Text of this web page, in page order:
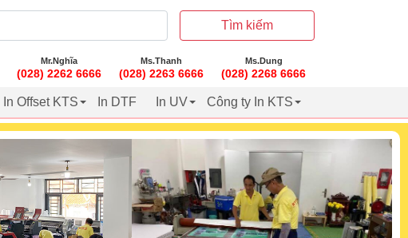
Tìm kiếm
Mr.Nghĩa
(028) 2262 6666
Ms.Thanh
(028) 2263 6666
Ms.Dung
(028) 2268 6666
In Offset KTS In DTF In UV Công ty In KTS